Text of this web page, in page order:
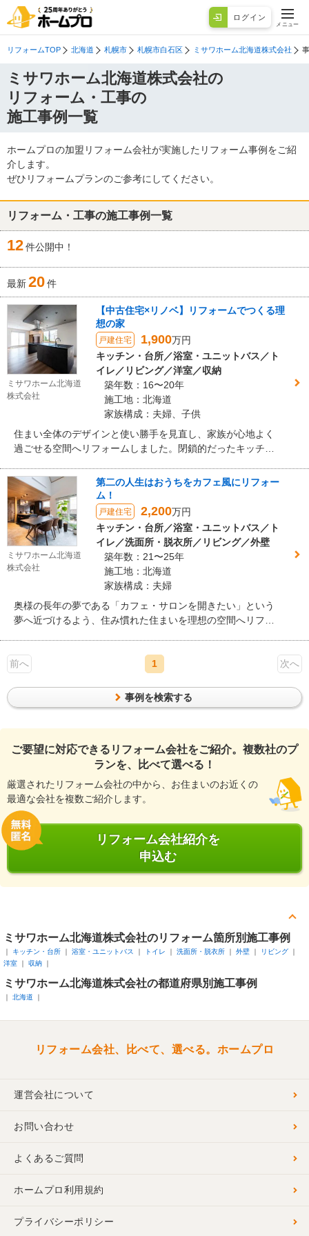
ログイン
メニュー
リフォームTOP 北海道 札幌市 札幌市白石区 ミサワホーム北海道株式会社
ミサワホーム北海道株式会社の
リフォーム・工事の
施工事例一覧
ホームプロの加盟リフォーム会社が実施したリフォーム事例をご紹
介します。
ぜひリフォームプランのご参考にしてください。
リフォーム・工事の施工事例一覧
12件公開中！
最新20件
ミサワホーム北海道
株式会社
【中古住宅×リノベ】リフォームでつくる理
想の家
戸建住宅 1,900万円
キッチン・台所／浴室・ユニットバス／ト
イレ／リビング／洋室／収納
築年数：16〜20年
施工地：北海道
家族構成：夫婦、子供
住まい全体のデザインと使い勝手を見直し、家族が心地よく
過ごせる空間へリフォームしました。閉鎖的だったキッチン
一体感を創出。和室を洋室へ変更することで住まい全体に明
るさと開放感をもたらしました。洗面室や浴室、トイレなど
の水廻りも一新し、収納力やメンテナンス性を向上。デザイ
ン性と機能性を両立した、上質な住まいへと生まれ変わりま
した。
ミサワホーム北海道
株式会社
第二の人生はおうちをカフェ風にリフォー
ム！
戸建住宅 2,200万円
キッチン・台所／浴室・ユニットバス／ト
イレ／洗面所・脱衣所／リビング／外壁
築年数：21〜25年
施工地：北海道
家族構成：夫婦
奥様の長年の夢である「カフェ・サロンを開きたい」という
夢へ近づけるよう、住み慣れた住まいを理想の空間へリフォ
し込む明るい空間に加え、回遊動線や独立した手洗いスペー
所に取り入れた、デザイン性と機能性を兼ね備えた住まいで
す。
前へ 1 次へ
事例を検索する
ご要望に対応できるリフォーム会社をご紹介。複数社のプ
ランを、比べて選べる！
厳選されたリフォーム会社の中から、お住まいのお近くの
最適な会社を複数ご紹介します。
リフォーム会社紹介を
申込む
ミサワホーム北海道株式会社のリフォーム箇所別施工事例
キッチン・台所 浴室・ユニットバス トイレ 洗面所・脱衣所 外壁
リビング
洋室
収納
ミサワホーム北海道株式会社の都道府県別施工事例
北海道
リフォーム会社、比べて、選べる。ホームプロ
運営会社について
お問い合わせ
よくあるご質問
ホームプロ利用規約
プライバシーポリシー